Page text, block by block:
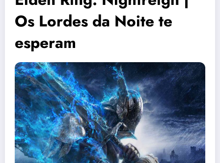
Os Lordes da Noite te
esperam